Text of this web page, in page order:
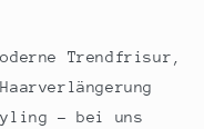
Trendfrisur,
- bei uns